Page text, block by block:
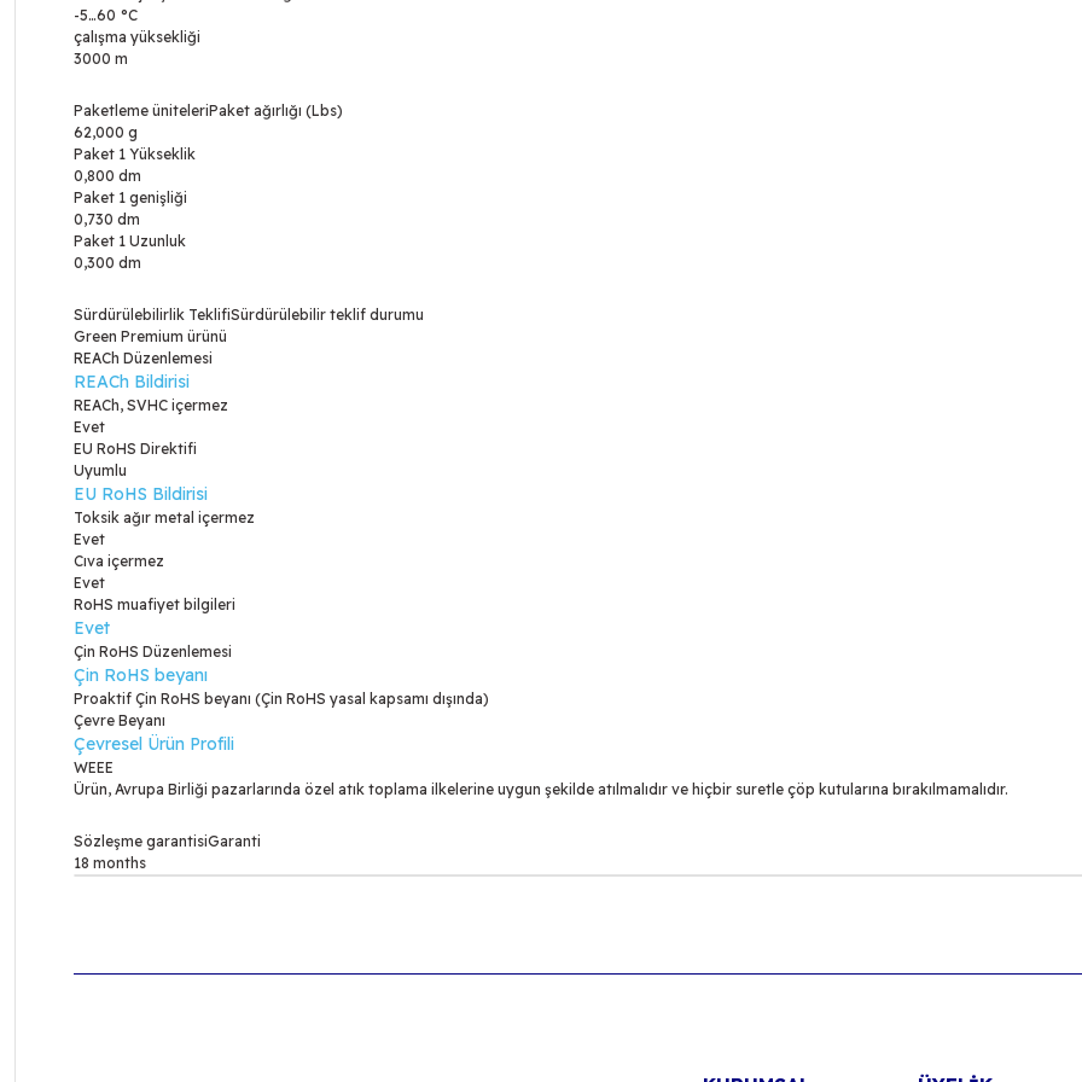
-5…60 °C
çalışma yüksekliği
3000 m
Paketleme üniteleriPaket ağırlığı (Lbs)
62,000 g
Paket 1 Yükseklik
0,800 dm
Paket 1 genişliği
0,730 dm
Paket 1 Uzunluk
0,300 dm
Sürdürülebilirlik TeklifiSürdürülebilir teklif durumu
Green Premium ürünü
REACh Düzenlemesi
REACh Bildirisi
REACh, SVHC içermez
Evet
EU RoHS Direktifi
Uyumlu
EU RoHS Bildirisi
Toksik ağır metal içermez
Evet
Cıva içermez
Evet
RoHS muafiyet bilgileri
Evet
Çin RoHS Düzenlemesi
Çin RoHS beyanı
Proaktif Çin RoHS beyanı (Çin RoHS yasal kapsamı dışında)
Çevre Beyanı
Çevresel Ürün Profili
WEEE
Ürün, Avrupa Birliği pazarlarında özel atık toplama ilkelerine uygun şekilde atılmalıdır ve hiçbir suretle çöp kutularına bırakılmamalıdır.
Sözleşme garantisiGaranti
18 months